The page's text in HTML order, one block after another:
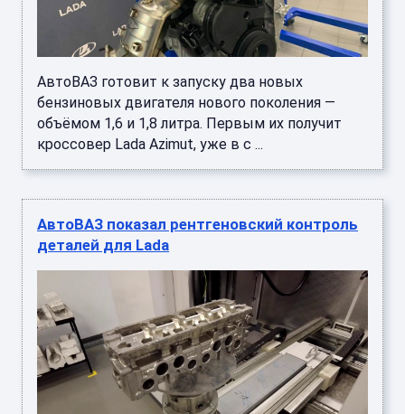
АвтоВАЗ готовит к запуску два новых
бензиновых двигателя нового поколения —
объёмом 1,6 и 1,8 литра. Первым их получит
кроссовер Lada Azimut, уже в с ...
АвтоВАЗ показал рентгеновский контроль
деталей для Lada